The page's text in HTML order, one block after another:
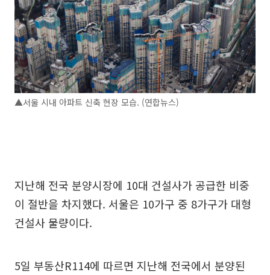
▲서울 시내 아파트 신축 현장 모습. (연합뉴스)
지난해 전국 분양시장에 10대 건설사가 공급한 비중
이 절반을 차지했다. 서울은 10가구 중 8가구가 대형
건설사 물량이다.
5일 부동산R114에 따르면 지난해 전국에서 분양된